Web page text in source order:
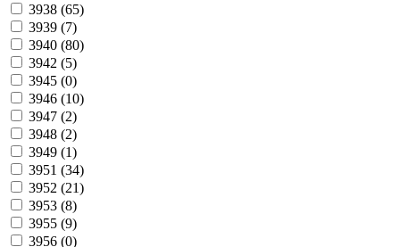
3938 (65)
3939 (7)
3940 (80)
3942 (5)
3945 (0)
3946 (10)
3947 (2)
3948 (2)
3949 (1)
3951 (34)
3952 (21)
3953 (8)
3955 (9)
3956 (0)